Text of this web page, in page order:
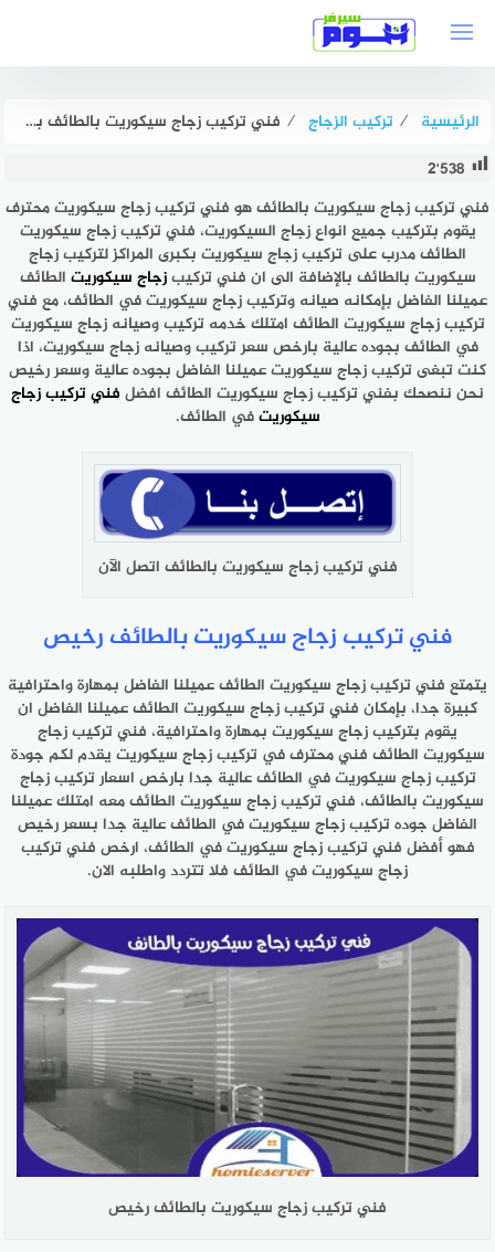
الرئيسية ⁄ تركيب الزجاج ⁄ فني تركيب زجاج سيكوريت بالطائف بخصم حتى 51% هوم سيرفر
2٬538
فني تركيب زجاج سيكوريت بالطائفهو فني تركيب زجاج سيكوريت محترف
يقوم بتركيب جميع انواع زجاج السيكوريت، فني تركيب زجاج سيكوريت
الطائف مدرب على تركيب زجاج سيكوريت بكبرى المراكز لتركيب زجاج
سيكوريت بالطائف بالإضافة الى ان فني تركيبزجاج سيكوريت الطائف
عميلنا الفاضل بإمكانه صيانه وتركيب زجاج سيكوريت في الطائف، مع فني
تركيب زجاج سيكوريت الطائف امتلك خدمه تركيب وصيانه زجاج سيكوريت
في الطائف بجوده عالية بارخص سعر تركيب وصيانه زجاج سيكوريت، اذا
كنت تبغى تركيب زجاج سيكوريت عميلنا الفاضل بجوده عالية وسعر رخيص
نحن ننصحك بفني تركيب زجاج سيكوريت الطائف افضل فني تركيب زجاج
سيكوريتفي الطائف.
فني تركيب زجاج سيكوريت بالطائف اتصل الآن
فني تركيب زجاج سيكوريت بالطائف رخيص
يتمتع فني تركيب زجاج سيكوريت الطائف عميلنا الفاضل بمهارة واحترافية
كبيرة جدا، بإمكان فني تركيب زجاج سيكوريت الطائف عميلنا الفاضل ان
يقوم بتركيب زجاج سيكوريت بمهارة واحترافية، فني تركيب زجاج
سيكوريت الطائف فني محترف في تركيب زجاج سيكوريت يقدم لكم جودة
تركيب زجاج سيكوريت في الطائف عالية جدا بارخص اسعار تركيب زجاج
سيكوريت بالطائف، فني تركيب زجاج سيكوريت الطائف معه امتلك عميلنا
الفاضل جوده تركيب زجاج سيكوريت في الطائف عالية جدا بسعر رخيص
فهو أفضل فني تركيب زجاج سيكوريت في الطائف، ارخص فني تركيب
زجاج سيكوريت في الطائف فلا تتردد واطلبه الان.
فني تركيب زجاج سيكوريت بالطائف رخيص